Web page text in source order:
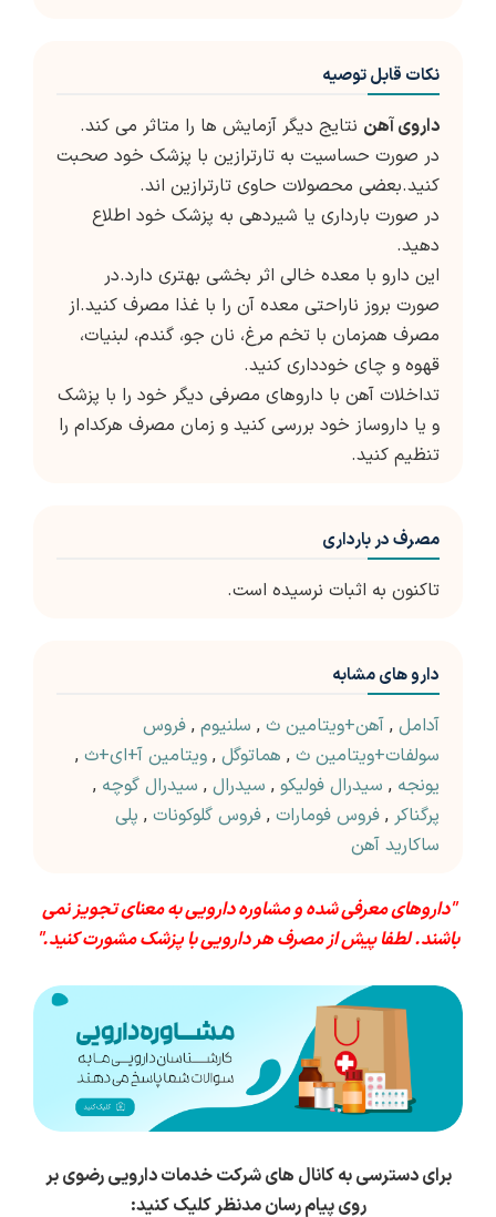
نکات قابل توصیه
داروی آهن نتایج دیگر آزمایش ها را متاثر می کند.
در صورت حساسیت به تارترازین با پزشک خود صحبت
کنید.بعضی محصولات حاوی تارترازین اند.
در صورت بارداری یا شیردهی به پزشک خود اطلاع
دهید.
این دارو با معده خالی اثر بخشی بهتری دارد.در
صورت بروز ناراحتی معده آن را با غذا مصرف کنید.از
مصرف همزمان با تخم مرغ، نان جو، گندم، لبنیات،
قهوه و چای خودداری کنید.
تداخلات آهن با داروهای مصرفی دیگر خود را با پزشک
و یا داروساز خود بررسی کنید و زمان مصرف هرکدام را
تنظیم کنید.
مصرف در بارداری
تاکنون به اثبات نرسیده است.
دارو های مشابه
آدامل , آهن+ویتامین ث , سلنیوم , فروس
سولفات+ویتامین ث , هماتوگل , ویتامین آ+ای+ث ,
یونجه , سیدرال فولیکو , سیدرال , سیدرال گوچه ,
پرگناکر , فروس فومارات , فروس گلوکونات , پلی
ساکارید آهن
"داروهای معرفی شده و مشاوره دارویی به معنای تجویز نمی
باشند. لطفا پیش از مصرف هر دارویی با پزشک مشورت کنید."
برای دسترسی به کانال های شرکت خدمات دارویی رضوی بر
روی پیام رسان مدنظر کلیک کنید: